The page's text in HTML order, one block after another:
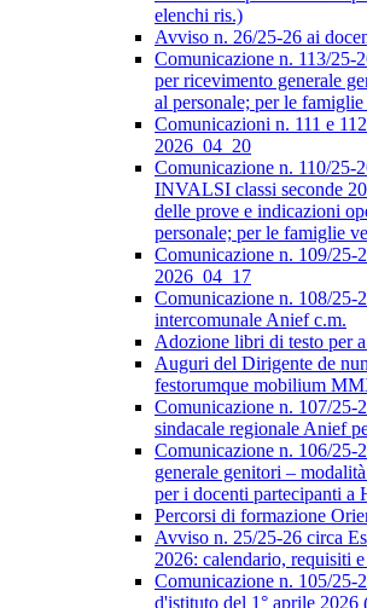
elenchi ris.)
Avviso n. 26/25-26 ai
Comunicazione n. 113/25-
per ricevimento generale
al personale; per le
Comunicazioni n. 111 e
2026_04_20
Comunicazione n. 110/25-
INVALSI classi seconde
delle prove e indicazioni
personale; per le famiglie
Comunicazione n. 109/25-
2026_04_17
Comunicazione n. 108/25-
intercomunale Anief c.m.
Adozione libri di testo per
Auguri del Dirigente de
festorumque mobilium
Comunicazione n. 107/25-
sindacale regionale Anief
Comunicazione n. 106/25-
generale genitori –
per i docenti partecipanti a
Percorsi di formazione
Avviso n. 25/25-26 circa
2026: calendario, requisiti
Comunicazione n. 105/25-
d'istituto del 1° aprile 2026